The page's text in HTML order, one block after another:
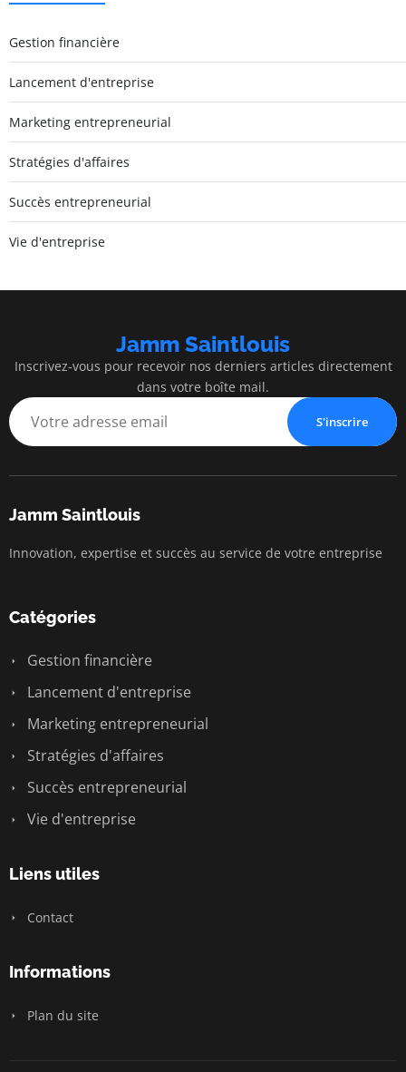
Gestion financière
Lancement d'entreprise
Marketing entrepreneurial
Stratégies d'affaires
Succès entrepreneurial
Vie d'entreprise
Jamm Saintlouis
Inscrivez-vous pour recevoir nos derniers articles directement
dans votre boîte mail.
S'inscrire
Jamm Saintlouis
Innovation, expertise et succès au service de votre entreprise
Catégories
Gestion financière
Lancement d'entreprise
Marketing entrepreneurial
Stratégies d'affaires
Succès entrepreneurial
Vie d'entreprise
Liens utiles
Contact
Informations
Plan du site